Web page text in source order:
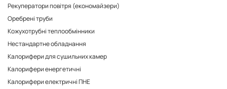
Рекуператори повітря (економайзери)
Оребрені труби
Кожухотрубні теплообмінники
Нестандартне обладнання
Калорифери для сушильних камер
Калорифери енергетичні
Калорифери електричні ПНЕ